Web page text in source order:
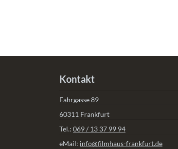
Kontakt
Fahrgasse 89
60311 Frankfurt
Tel.: 069 / 13 37 99 94
eMail: info@filmhaus-frankfurt.de